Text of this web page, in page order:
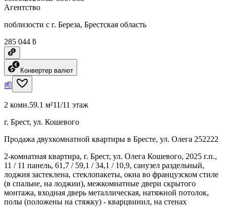
Агентство
поблизости с г. Береза, Брестская область
285 044 ƃ
Конвертер валют
2 комн.59.1 м²11/11 этаж
г. Брест, ул. Кошевого
Продажа двухкомнатной квартиры в Бресте, ул. Олега 252222
2-комнатная квартира, г. Брест, ул. Олега Кошевого, 2025 г.п.,
11 / 11 панель, 61,7 / 59,1 / 34,1 / 10,9, санузел раздельный,
лоджия застеклена, стеклопакеты, окна во французском стиле
(в спальне, на лоджии), межкомнатные двери скрытого
монтажа, входная дверь металлическая, натяжной потолок,
полы (положены на стяжку) - кварцвинил, на стенах